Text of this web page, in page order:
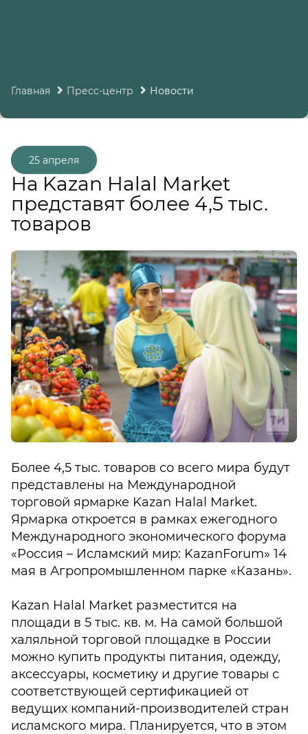
Главная Пресс-центр Новости
На Kazan Halal Market
представят более 4,5 тыс.
товаров
25 апреля
Более 4,5 тыс. товаров со всего мира будут
представлены на Международной
торговой ярмарке Kazan Halal Market.
Ярмарка откроется в рамках ежегодного
Международного экономического форума
«Россия – Исламский мир: KazanForum» 14
мая в Агропромышленном парке «Казань».
Kazan Halal Market разместится на
площади в 5 тыс. кв. м. На самой большой
халяльной торговой площадке в России
можно купить продукты питания, одежду,
аксессуары, косметику и другие товары с
соответствующей сертификацией от
ведущих компаний-производителей стран
исламского мира. Планируется, что в этом